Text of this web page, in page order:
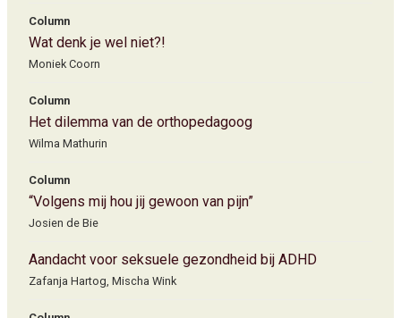
Column
Wat denk je wel niet?!
Moniek Coorn
Column
Het dilemma van de orthopedagoog
Wilma Mathurin
Column
“Volgens mij hou jij gewoon van pijn”
Josien de Bie
Aandacht voor seksuele gezondheid bij ADHD
Zafanja Hartog, Mischa Wink